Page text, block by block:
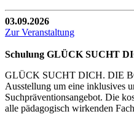
03.09.2026
Zur Veranstaltung
Schulung GLÜCK SUCHT
GLÜCK SUCHT DICH. DIE
Ausstellung um eine inklusives
Suchpräventionsangebot. Die
alle pädagogisch wirkenden